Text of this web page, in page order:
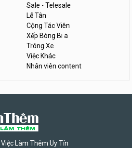
Sale - Telesale
Lễ Tân
Cộng Tác Viên
Xếp Bóng Bi a
Trông Xe
Việc Khác
Nhân viên content
Làm Thêm Uy Tín